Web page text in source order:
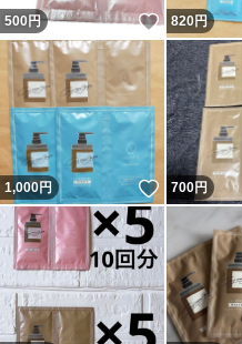
500 円 いいね！
820円
1,000円 いいね！
700円